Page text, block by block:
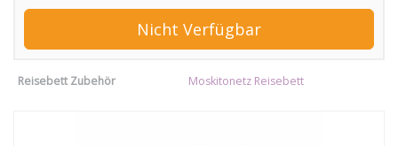
Nicht Verfügbar
Reisebett Zubehör Moskitonetz Reisebett